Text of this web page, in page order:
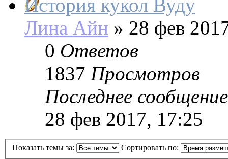
История кукол Вуду
Лина Айн » 28 фев
0 Ответов
1837 Просмотров
Последнее сообщение
28 фев 2017, 17:25
Показать темы за: Сортировать по: